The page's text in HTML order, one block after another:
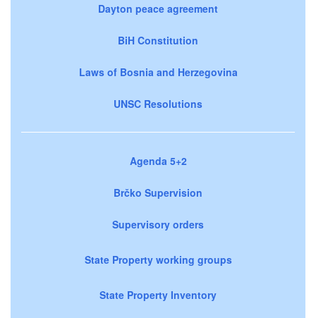
Dayton peace agreement
BiH Constitution
Laws of Bosnia and Herzegovina
UNSC Resolutions
Agenda 5+2
Brčko Supervision
Supervisory orders
State Property working groups
State Property Inventory